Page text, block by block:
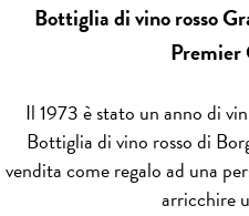
Bottiglia di vino rosso
Premier
Il 1973 è stato un anno di
Bottiglia di vino rosso di
vendita come regalo ad una
arricchire